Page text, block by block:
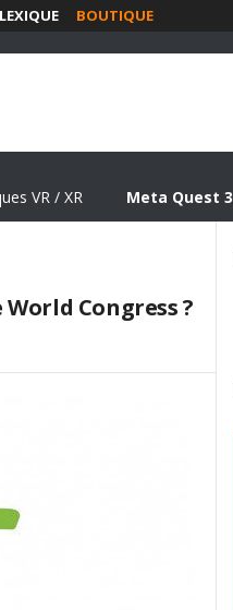
LEXIQUE BOUTIQUE
VR / XR Meta Quest 3
Congress ?